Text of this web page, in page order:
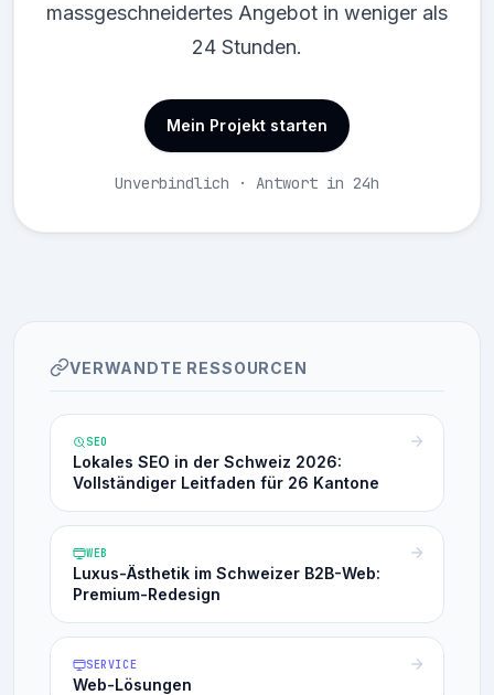
massgeschneidertes Angebot in weniger als
24 Stunden.
Mein Projekt starten
Unverbindlich · Antwort in 24h
VERWANDTE RESSOURCEN
SEO
Lokales SEO in der Schweiz 2026:
Vollständiger Leitfaden für 26 Kantone
WEB
Luxus-Ästhetik im Schweizer B2B-Web:
Premium-Redesign
SERVICE
Web-Lösungen